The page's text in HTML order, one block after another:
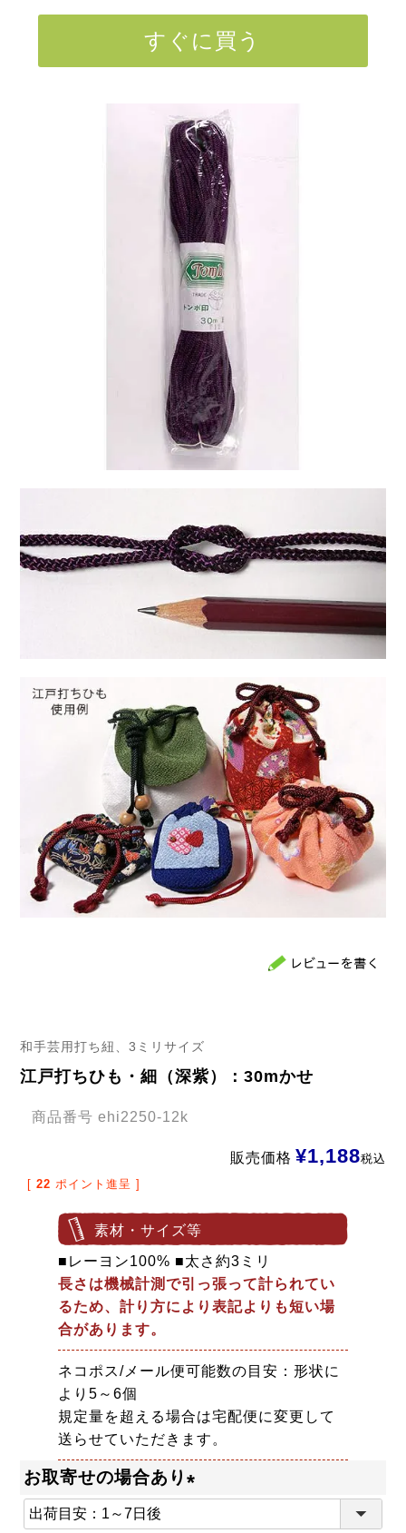
すぐに買う
和手芸用打ち紐、3ミリサイズ
江戸打ちひも・細（深紫）：30mかせ
商品番号 ehi2250-12k
販売価格 ¥1,188税込
[ 22 ポイント進呈 ]
素材・サイズ等
■レーヨン100% ■太さ約3ミリ
長さは機械計測で引っ張って計られてい
るため、計り方により表記よりも短い場
合があります。
ネコポス/メール便可能数の目安：形状に
より5～6個
規定量を超える場合は宅配便に変更して
送らせていただきます。
お取寄せの場合あり